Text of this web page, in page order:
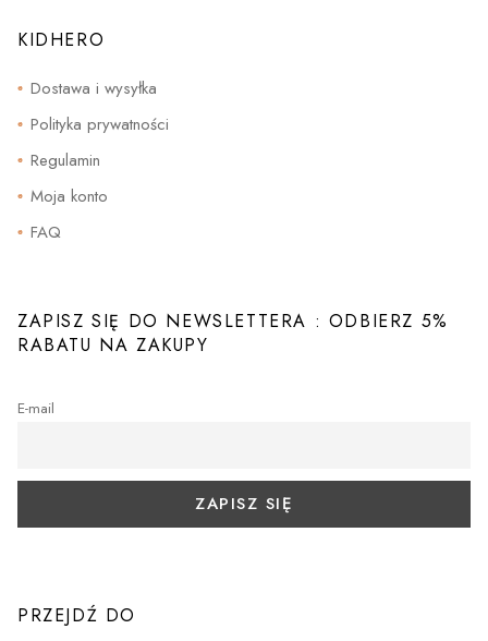
KIDHERO
Dostawa i wysyłka
Polityka prywatności
Regulamin
Moja konto
FAQ
ZAPISZ SIĘ DO NEWSLETTERA : ODBIERZ 5%
RABATU NA ZAKUPY
E-mail
PRZEJDŹ DO